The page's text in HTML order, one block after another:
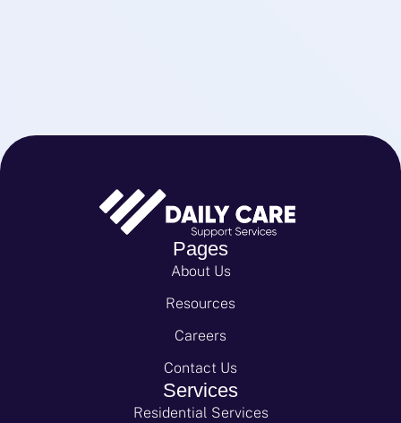
Pages
About Us
Resources
Careers
Contact Us
Services
Residential Services